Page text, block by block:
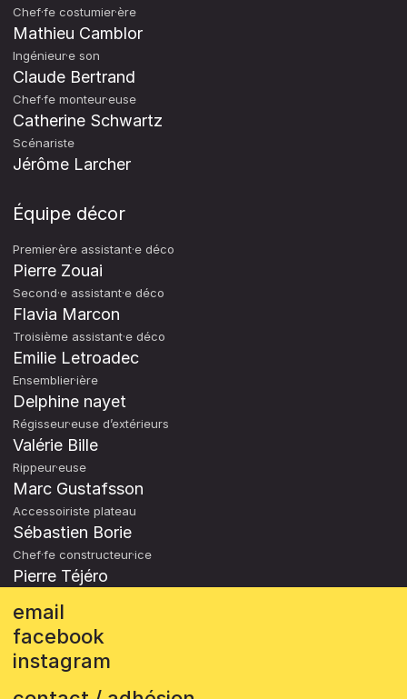
Chef·fe costumier·ère
Mathieu Camblor
Ingénieur·e son
Claude Bertrand
Chef·fe monteur·euse
Catherine Schwartz
Scénariste
Jérôme Larcher
Équipe décor
Premier·ère assistant·e déco
Pierre Zouai
Second·e assistant·e déco
Flavia Marcon
Troisième assistant·e déco
Emilie Letroadec
Ensemblier·ière
Delphine nayet
Régisseur·euse d’extérieurs
Valérie Bille
Rippeur·euse
Marc Gustafsson
Accessoiriste plateau
Sébastien Borie
Chef·fe constructeur·ice
Pierre Téjéro
email
facebook
instagram